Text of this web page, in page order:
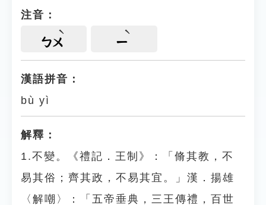
注音：
ㄅㄨ ㄧ
漢語拼音：
bù yì
解釋：
1.不變。《禮記．王制》：「脩其教，不
易其俗；齊其政，不易其宜。」漢．揚雄
〈解嘲〉：「五帝垂典，三王傳禮，百世